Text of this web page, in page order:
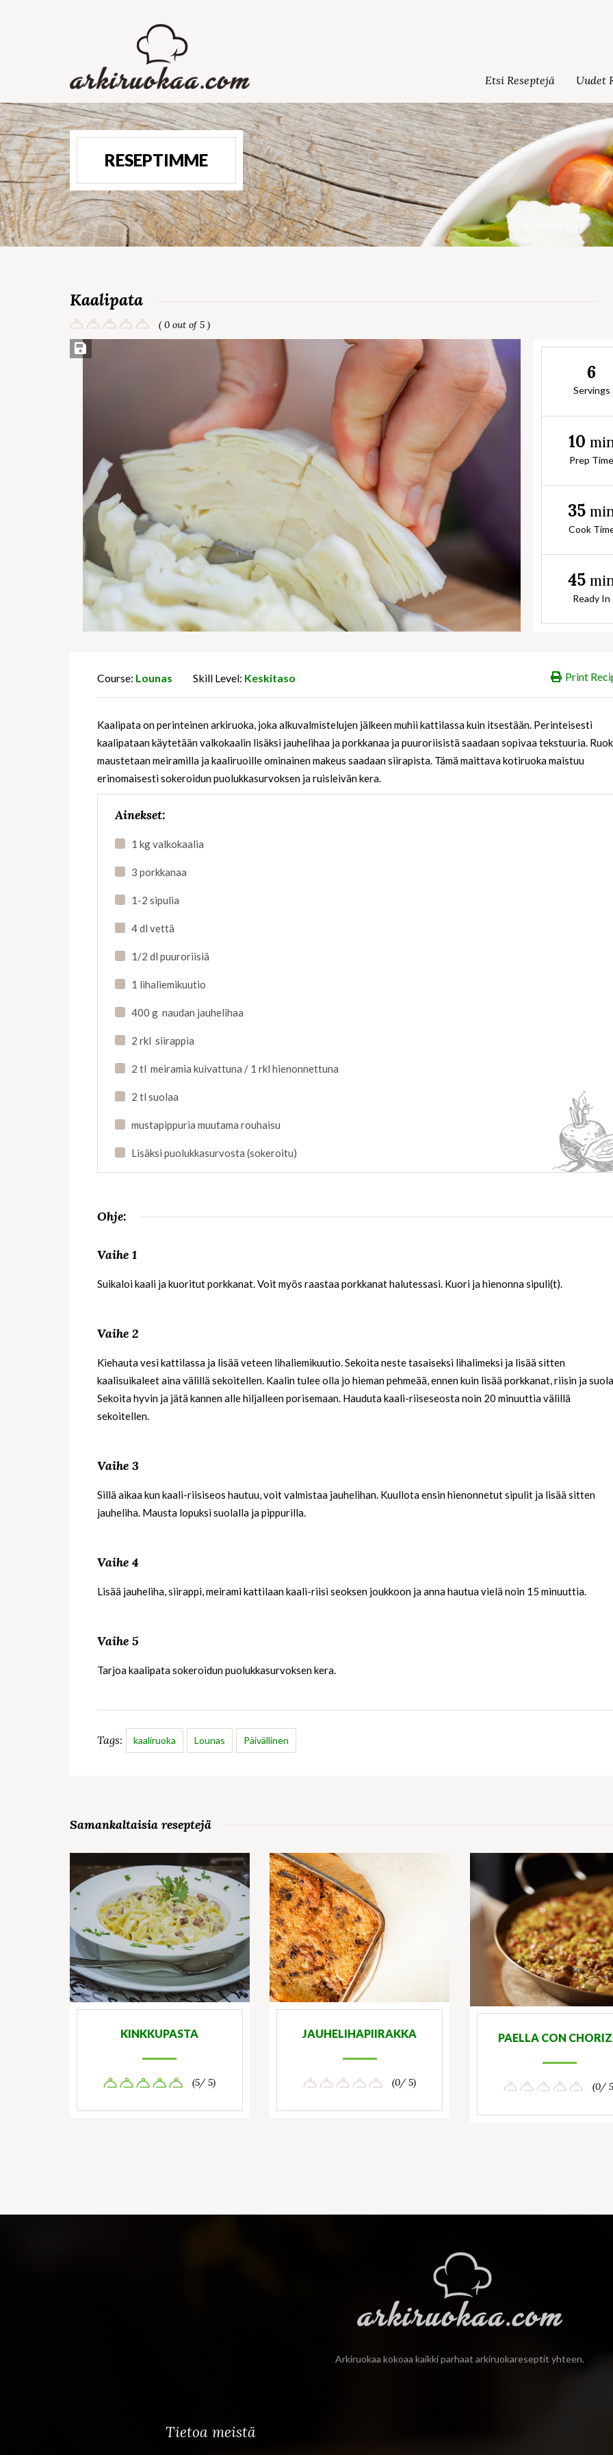
Etsi Reseptejä Uudet
RESEPTIMME
Kaalipata
( 0 out of 5 )
Save Recipe
6
Servings
10
Prep
35
Cook
45
Ready In
Print
Course: Lounas Skill Level: Keskitaso
Kaalipata on perinteinen arkiruoka, joka alkuvalmistelujen jälkeen muhii kattilassa kuin itsestään. Perinteisesti
kaalipataan käytetään valkokaalin lisäksi jauhelihaa ja porkkanaa ja puuroriisistä saadaan sopivaa tekstuuria.
maustetaan meiramilla ja kaaliruoille ominainen makeus saadaan siirapista. Tämä maittava kotiruoka maistuu
erinomaisesti sokeroidun puolukkasurvoksen ja ruisleivän kera.
Ainekset:
1 kg valkokaalia
3 porkkanaa
1-2 sipulia
4 dl vettä
1/2 dl puuroriisiä
1 lihaliemikuutio
400 g naudan jauhelihaa
2 rkl siirappia
2 tl meiramia kuivattuna / 1 rkl hienonnettuna
2 tl suolaa
mustapippuria muutama rouhaisu
Lisäksi puolukkasurvosta (sokeroitu)
Ohje:
Vaihe 1
Suikaloi kaali ja kuoritut porkkanat. Voit myös raastaa porkkanat halutessasi. Kuori ja hienonna sipuli(t).
Vaihe 2
Kiehauta vesi kattilassa ja lisää veteen lihaliemikuutio. Sekoita neste tasaiseksi lihalimeksi ja lisää sitten
kaalisuikaleet aina välillä sekoitellen. Kaalin tulee olla jo hieman pehmeää, ennen kuin lisää porkkanat, riisin ja
Sekoita hyvin ja jätä kannen alle hiljalleen porisemaan. Hauduta kaali-riiseseosta noin 20 minuuttia välillä
sekoitellen.
Vaihe 3
Sillä aikaa kun kaali-riisiseos hautuu, voit valmistaa jauhelihan. Kuullota ensin hienonnetut sipulit ja lisää sitten
jauheliha. Mausta lopuksi suolalla ja pippurilla.
Vaihe 4
Lisää jauheliha, siirappi, meirami kattilaan kaali-riisi seoksen joukkoon ja anna hautua vielä noin 15 minuuttia.
Vaihe 5
Tarjoa kaalipata sokeroidun puolukkasurvoksen kera.
Tags: kaaliruoka Lounas Päivällinen
Samankaltaisia reseptejä
KINKKUPASTA
(5/ 5)
JAUHELIHAPIIRAKKA
(0/ 5)
PAELLA CON
(0/
Arkiruokaa kokoaa kaikki parhaat arkiruokareseptit yhteen.
Tietoa meistä